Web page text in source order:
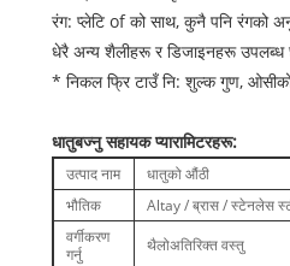
रंग: प्लेटि of को साथ, कुनै पनि रंगको
धेरै अन्य शैलीहरू र डिजाइनहरू
* निकल फ्रि टाउँ नि: शुल्क गुण,
धातुबज्नुसहायक प्यारामिटरहरू:
उत्पाद नाम
धातुको औंठी
भौतिक
Altay / ब्रास / स्टेनलेस
वर्गीकरण
गर्नु
थैलोअतिरिक्त वस्तु